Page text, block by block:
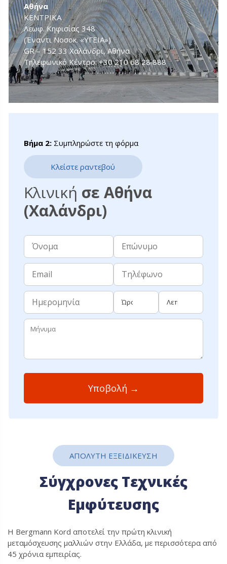
Aθήνα
ΚΕΝΤΡΙΚΑ
Λεωφ. Κηφισίας 348
(Έναντι Νοσοκ. «ΥΓΕΙΑ»)
GR – 152 33 Χαλάνδρι, Αθήνα
Τηλεφωνικό Κέντρο:+30 210 68 28 888
Βήμα 2: Συμπληρώστε τη φόρμα
Κλείστε ραντεβού
Κλινική σε Αθήνα
(Χαλάνδρι)
Όνομα Επώνυμο
Email Τηλέφωνο
Ημερομηνία Ώρα Λεπτά
Μήνυμα
ΑΠΟΛΥΤΗ ΕΞΕΙΔΙΚΕΥΣΗ
Σύγχρονες Τεχνικές
Εμφύτευσης
Η Bergmann Kord αποτελεί την πρώτη κλινική
μεταμόσχευσης μαλλιών στην Ελλάδα, με περισσότερα από
45 χρόνια εμπειρίας.